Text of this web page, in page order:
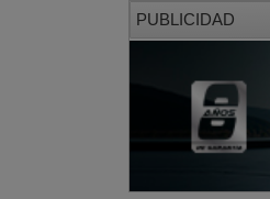
PUBLICIDAD